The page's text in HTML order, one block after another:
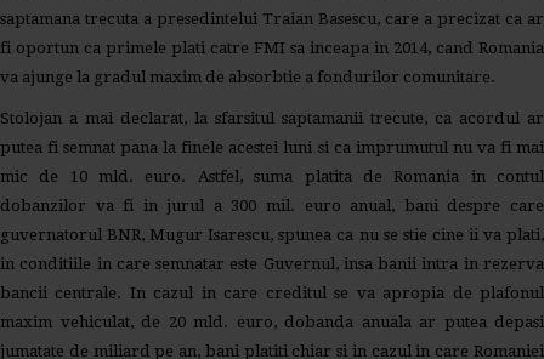
saptamana trecuta a presedintelui Traian Basescu, care a precizat ca ar
fi oportun ca primele plati catre FMI sa inceapa in 2014, cand Romania
va ajunge la gradul maxim de absorbtie a fondurilor comunitare.
Stolojan a mai declarat, la sfarsitul saptamanii trecute, ca acordul ar
putea fi semnat pana la finele acestei luni si ca imprumutul nu va fi mai
mic de 10 mld. euro. Astfel, suma platita de Romania in contul
dobanzilor va fi in jurul a 300 mil. euro anual, bani despre care
guvernatorul BNR, Mugur Isarescu, spunea ca nu se stie cine ii va plati,
in conditiile in care semnatar este Guvernul, insa banii intra in rezerva
bancii centrale. In cazul in care creditul se va apropia de plafonul
maxim vehiculat, de 20 mld. euro, dobanda anuala ar putea depasi
jumatate de miliard pe an, bani platiti chiar si in cazul in care Romaniei